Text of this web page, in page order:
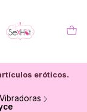
eróticos.